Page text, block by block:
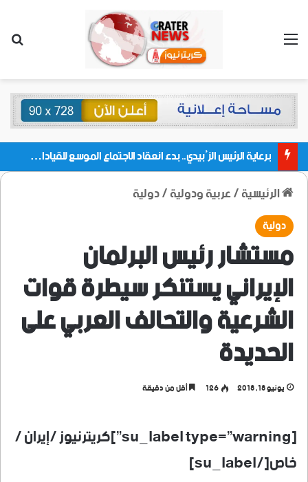
القائمة
برعاية الرئيس الزُبيدي.. بدء انعقاد الاجتماع الموسع للقيادات المحلية بالعاصمة ولمديريات وكتل مجلس العموم ومنسقيات الجامعة بالعاصمة عدن
الرئيسية/عربية ودولية/دولية
دولية
مستشار رئيس البرلمان
الإيراني يستنكر سيطرة قوات
الشرعية والتحالف العربي على
الحديدة
يونيو 18, 2018 126 أقل من دقيقة
[su_label type=”warning”]كريترنيوز /إيران /
خاص[/su_label]